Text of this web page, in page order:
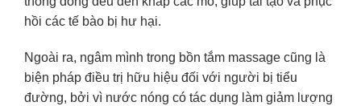
hồi các tế bào bị hư hại.
Ngoài ra, ngâm mình trong bồn tắm massage cũng là
biện pháp điều trị hữu hiệu đối với người bị tiểu
đường, bởi vì nước nóng có tác dụng làm giảm lượng